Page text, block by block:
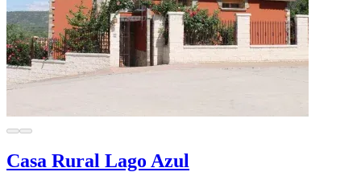
Casa Rural Lago Azul